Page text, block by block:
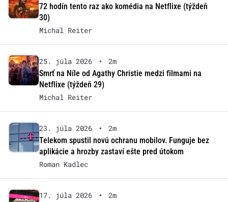
72 hodín tento raz ako komédia na Netflixe (týždeň
30)
Michal Reiter
25. júla 2026 •
2m
Smrť na Níle od Agathy Christie medzi filmami na
Netflixe (týždeň 29)
Michal Reiter
23. júla 2026 •
2m
Telekom spustil novú ochranu mobilov. Funguje bez
aplikácie a hrozby zastaví ešte pred útokom
Roman Kadlec
17. júla 2026 •
2m